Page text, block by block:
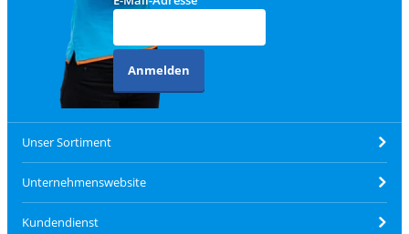
Anmelden
Unser Sortiment
Unternehmenswebsite
Kundendienst